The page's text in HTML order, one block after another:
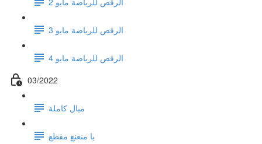
الرقص للرياضة مايو 3
الرقص للرياضة مايو 4
03/2022
ميال كاملة
يا منعنع مقطع